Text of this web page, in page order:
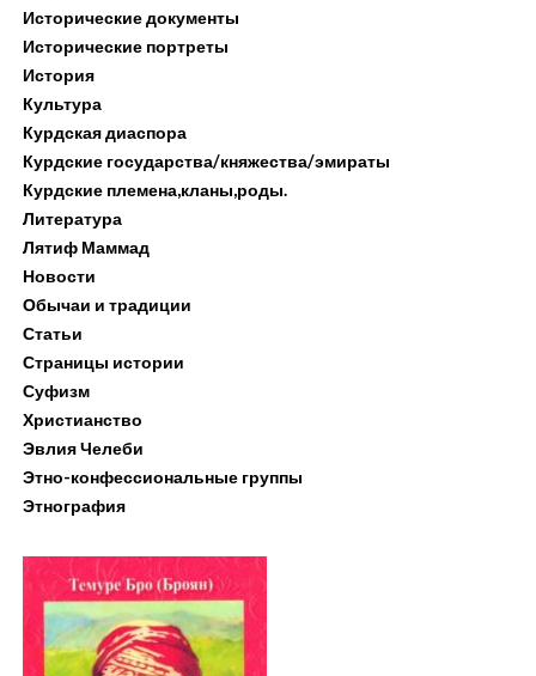
Исторические документы
Исторические портреты
История
Культура
Курдская диаспора
Курдские государства/княжества/эмираты
Курдские племена,кланы,роды.
Литература
Лятиф Маммад
Новости
Обычаи и традиции
Статьи
Страницы истории
Суфизм
Христианство
Эвлия Челеби
Этно-конфессиональные группы
Этнография